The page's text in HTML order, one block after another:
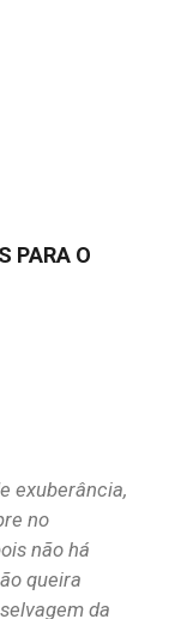
PARA O
exuberância,
no
não há
queira
da